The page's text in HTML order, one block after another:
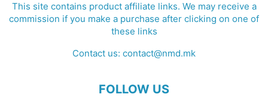
This site contains product affiliate links. We may receive a
commission if you make a purchase after clicking on one of
these links
Contact us: contact@nmd.mk
FOLLOW US